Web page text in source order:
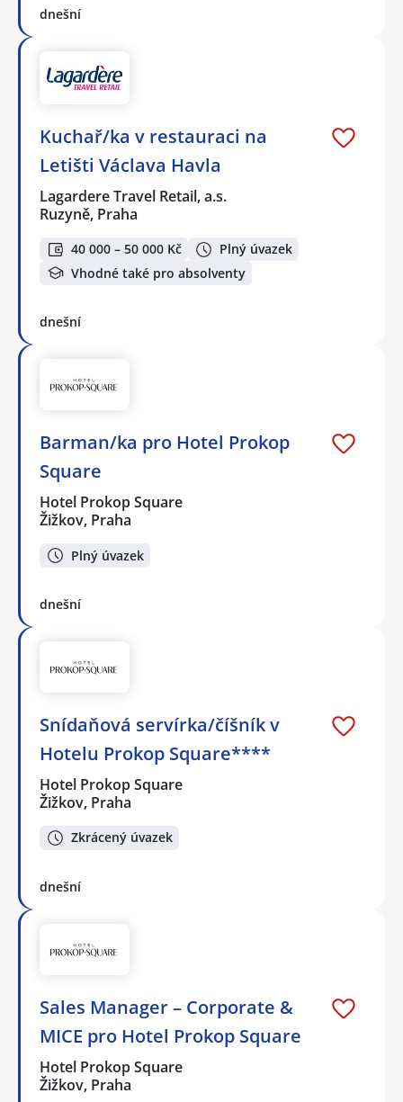
dnešní
Kuchař/ka v restauraci na
Letišti Václava Havla
Lagardere Travel Retail, a.s.
Ruzyně, Praha
40 000 – 50 000 Kč
Plný úvazek
Vhodné také pro absolventy
dnešní
Barman/ka pro Hotel Prokop
Square
Hotel Prokop Square
Žižkov, Praha
Plný úvazek
dnešní
Snídaňová servírka/číšník v
Hotelu Prokop Square****
Hotel Prokop Square
Žižkov, Praha
Zkrácený úvazek
dnešní
Sales Manager – Corporate &
MICE pro Hotel Prokop Square
Hotel Prokop Square
Žižkov, Praha